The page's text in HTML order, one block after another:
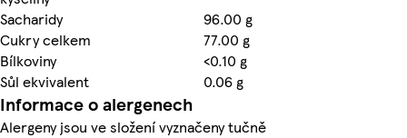
Sacharidy
96.00 g
Cukry celkem
77.00 g
Bílkoviny
<0.10 g
Sůl ekvivalent
0.06 g
Informace o alergenech
Alergeny jsou ve složení vyznačeny tučně